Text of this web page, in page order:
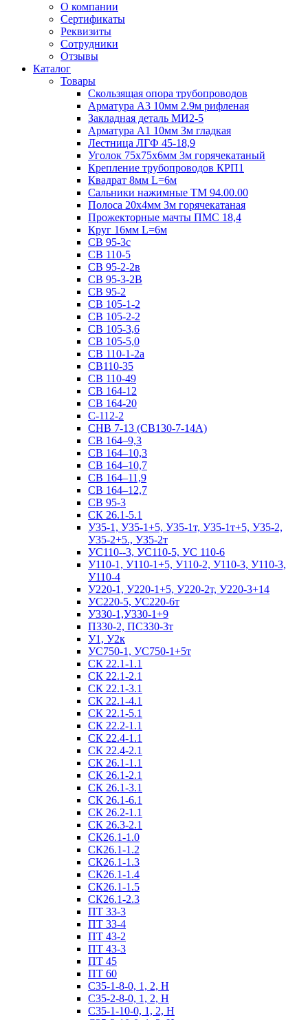
О компании
Сертификаты
Реквизиты
Сотрудники
Отзывы
Каталог
Товары
Скользящая опора трубопроводов
Арматура А3 10мм 2.9м рифленая
Закладная деталь МИ2-5
Арматура А1 10мм 3м гладкая
Лестница ЛГФ 45-18,9
Уголок 75х75х6мм 3м горячекатаный
Крепление трубопроводов КРП1
Квадрат 8мм L=6м
Сальники нажимные ТМ 94.00.00
Полоса 20х4мм 3м горячекатаная
Прожекторные мачты ПМС 18,4
Круг 16мм L=6м
СВ 95-3с
СВ 110-5
СВ 95-2-2в
СВ 95-3-2В
СВ 95-2
СВ 105-1-2
СВ 105-2-2
СВ 105-3,6
СВ 105-5,0
СВ 110-1-2а
СВ110-35
СВ 110-49
СВ 164-12
СВ 164-20
С-112-2
СНВ 7-13 (СВ130-7-14А)
СВ 164–9,3
СВ 164–10,3
СВ 164–10,7
СВ 164–11,9
СВ 164–12,7
СВ 95-3
СК 26.1-5.1
У35-1, У35-1+5, У35-1т, У35-1т+5, У35-2,
У35-2+5., У35-2т
УС110--3, УС110-5, УС 110-6
У110-1, У110-1+5, У110-2, У110-3, У110-3,
У110-4
У220-1, У220-1+5, У220-2т, У220-3+14
УС220-5, УС220-6т
У330-1,У330-1+9
П330-2, ПС330-3т
У1, У2к
УС750-1, УС750-1+5т
СК 22.1-1.1
СК 22.1-2.1
СК 22.1-3.1
СК 22.1-4.1
СК 22.1-5.1
СК 22.2-1.1
СК 22.4-1.1
СК 22.4-2.1
СК 26.1-1.1
СК 26.1-2.1
СК 26.1-3.1
СК 26.1-6.1
СК 26.2-1.1
СК 26.3-2.1
СК26.1-1.0
СК26.1-1.2
СК26.1-1.3
СК26.1-1.4
СК26.1-1.5
СК26.1-2.3
ПТ 33-3
ПТ 33-4
ПТ 43-2
ПТ 43-3
ПТ 45
ПТ 60
С35-1-8-0, 1, 2, Н
С35-2-8-0, 1, 2, Н
С35-1-10-0, 1, 2, Н